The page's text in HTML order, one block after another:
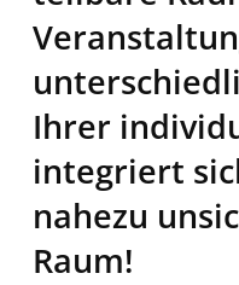
Ihrer
integriert
nahezu
Raum!